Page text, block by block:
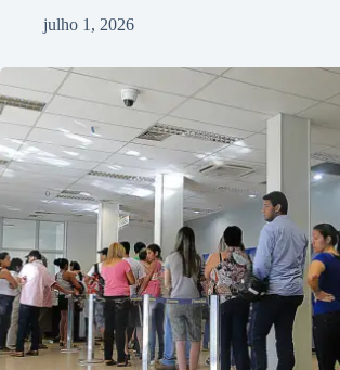
julho 1, 2026